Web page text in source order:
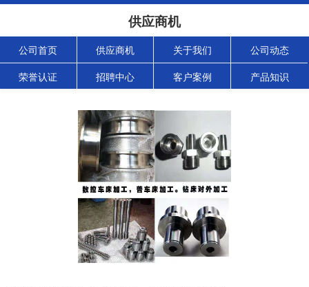
供应商机
公司首页 供应商机 关于我们 公司动态
荣誉认证 招聘中心 客户案例 产品知识